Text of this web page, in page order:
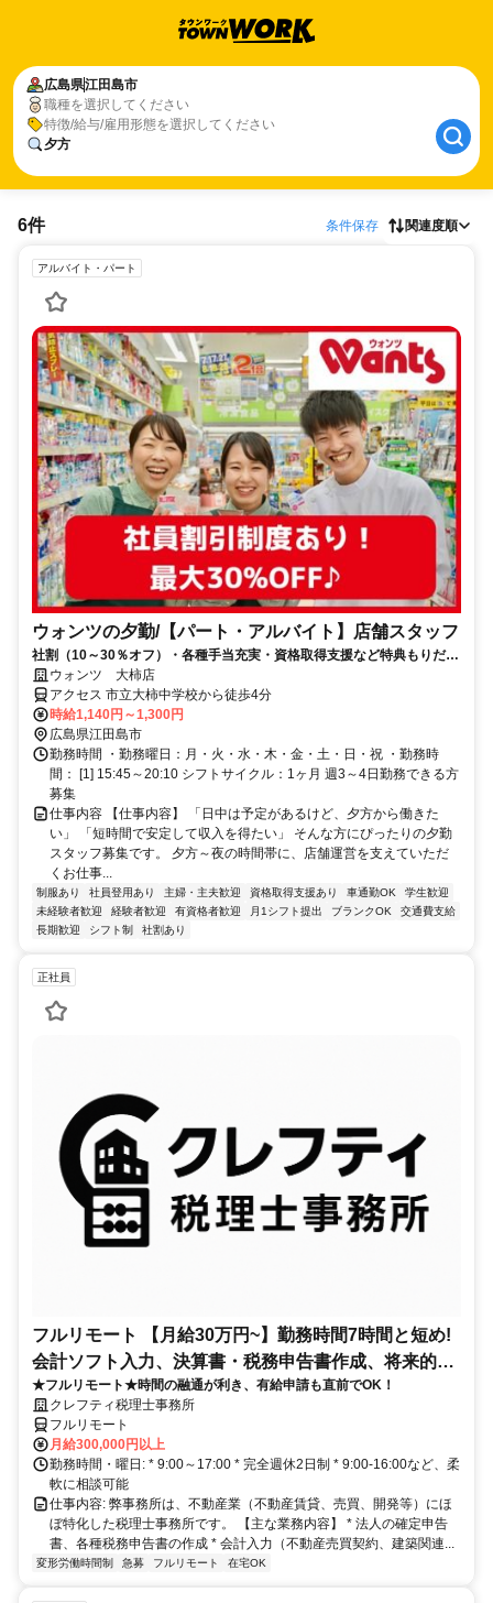
広島県江田島市
職種を選択してください
特徴/給与/雇用形態を選択してください
夕方
6件 条件保存 関連度順
アルバイト・パート
ウォンツの夕勤/【パート・アルバイト】店舗スタッフ
社割（10～30％オフ）・各種手当充実・資格取得支援など特典もりだく
さん！未経験スタートがほとんど♪
ウォンツ 大柿店
アクセス 市立大柿中学校から徒歩4分
時給1,140円～1,300円
広島県江田島市
勤務時間 ・勤務曜日：月・火・水・木・金・土・日・祝 ・勤務時
間： [1] 15:45～20:10 シフトサイクル：1ヶ月 週3～4日勤務できる方
募集
仕事内容 【仕事内容】 「日中は予定があるけど、夕方から働きた
い」 「短時間で安定して収入を得たい」 そんな方にぴったりの夕勤
スタッフ募集です。 夕方～夜の時間帯に、店舗運営を支えていただ
くお仕事...
制服あり 社員登用あり 主婦・主夫歓迎 資格取得支援あり 車通勤OK
学生歓迎
未経験者歓迎
経験者歓迎 有資格者歓迎 月1シフト提出 ブランクOK
交通費支給
長期歓迎
シフト制 社割あり
正社員
フルリモート 【月給30万円~】勤務時間7時間と短め!
会計ソフト入力、決算書・税務申告書作成、将来的に
決算説明も
★フルリモート★時間の融通が利き、有給申請も直前でOK！
クレフティ税理士事務所
フルリモート
月給300,000円以上
勤務時間・曜日: * 9:00～17:00 * 完全週休2日制 * 9:00-16:00など、柔
軟に相談可能
仕事内容: 弊事務所は、不動産業（不動産賃貸、売買、開発等）にほ
ぼ特化した税理士事務所です。 【主な業務内容】 * 法人の確定申告
書、各種税務申告書の作成 * 会計入力（不動産売買契約、建築関連...
変形労働時間制 急募 フルリモート 在宅OK